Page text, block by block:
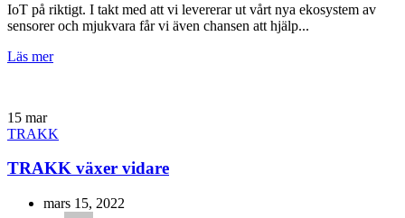
IoT på riktigt. I takt med att vi levererar ut vårt nya ekosystem av
sensorer och mjukvara får vi även chansen att hjälp...
Läs mer
15 mar
TRAKK
TRAKK växer vidare
mars 15, 2022